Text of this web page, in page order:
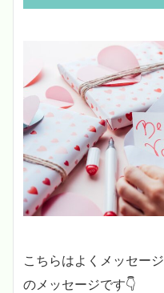
こちらはよくメッセー
のメッセージです👇